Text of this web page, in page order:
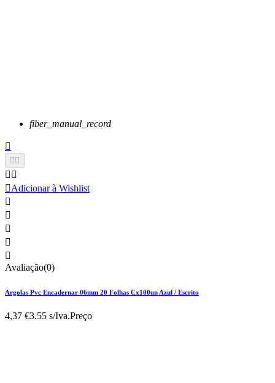
fiber_manual_record


 
Adicionar à Wishlist





Avaliação(0)
Argolas Pvc Encadernar 06mm 20 Folhas Cx100un Azul / Escrito
4,37 €3.55 s/Iva.Preço